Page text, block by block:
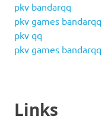
pkv bandarqq
pkv games bandarqq
pkv qq
pkv games bandarqq
Links